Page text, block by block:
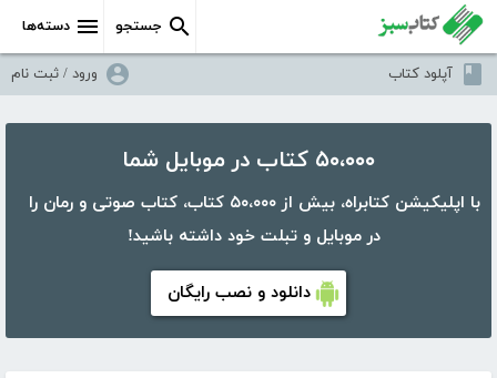
دسته‌ها جستجو
آپلود کتاب ورود / ثبت نام
۵۰،۰۰۰ کتاب در موبایل شما
با اپلیکیشن کتابراه، بیش از ۵۰،۰۰۰ کتاب، کتاب صوتی و رمان را
در موبایل و تبلت خود داشته باشید!
دانلود و نصب رایگان